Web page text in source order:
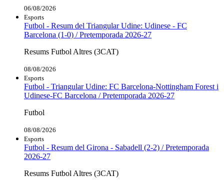
06/08/2026
Esports
Futbol - Resum del Triangular Udine: Udinese - FC
Barcelona (1-0) / Pretemporada 2026-27
Resums Futbol Altres (3CAT)
08/08/2026
Esports
Futbol - Triangular Udine: FC Barcelona-Nottingham Forest i
Udinese-FC Barcelona / Pretemporada 2026-27
Futbol
08/08/2026
Esports
Futbol - Resum del Girona - Sabadell (2-2) / Pretemporada
2026-27
Resums Futbol Altres (3CAT)